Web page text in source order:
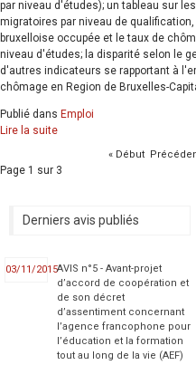
par niveau d'études); un tableau sur
migratoires par niveau de qualification,
bruxelloise occupée et le taux de
niveau d'études; la disparité selon le
d'autres indicateurs se rapportant à
chômage en Region de Bruxelles-
Publié dans Emploi
Lire la suite
« Début
Page 1 sur 3
Derniers avis publiés
03/11/2015AVIS n°5 - Avant-projet
d’accord de coopération et
de son décret
d’assentiment concernant
l’agence francophone pour
l’éducation et la formation
tout au long de la vie (AEF)